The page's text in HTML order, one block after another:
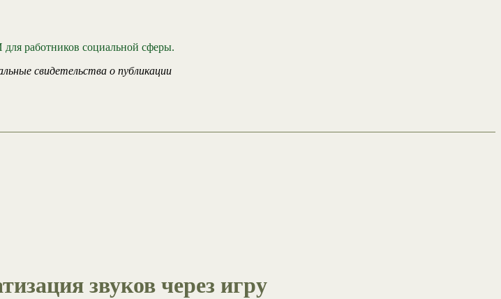
работников социальной сферы.
свидетельства о публикации
звуков через игру